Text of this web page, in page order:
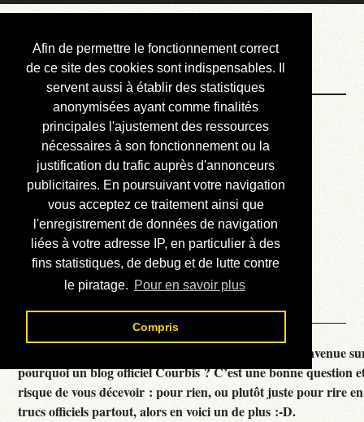
Afin de permettre le fonctionnement correct
de ce site des cookies sont indispensables. Il
servent aussi à établir des statistiques
anonymisées ayant comme finalités
principales l'ajustement des ressources
nécessaires à son fonctionnement ou la
justification du trafic auprès d'annonceurs
publicitaires. En poursuivant votre navigation
vous acceptez ce traitement ainsi que
l'enregistrement de données de navigation
liées à votre adresse IP, en particulier à des
fins statistiques, de debug et de lutte contre
le piratage. Pour en savoir plus
Compris
Courbis, « LE »
Blog Officiel
Bienvenue
Réalisations
Divers (et d’été)
Annonces
Liens externes
Téléchargement
Contact
Courbis, « LE » Blog Officiel - je vous souhaite la bienvenue
pourquoi un blog officiel Courbis ? C’est une bonne question
risque de vous décevoir : pour rien, ou plutôt juste pour rire
trucs officiels partout, alors en voici un de plus :-D.